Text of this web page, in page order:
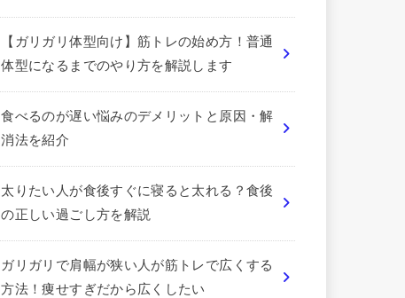
【ガリガリ体型向け】筋トレの始め方！普通
体型になるまでのやり方を解説します
食べるのが遅い悩みのデメリットと原因・解
消法を紹介
太りたい人が食後すぐに寝ると太れる？食後
の正しい過ごし方を解説
ガリガリで肩幅が狭い人が筋トレで広くする
方法！痩せすぎだから広くしたい